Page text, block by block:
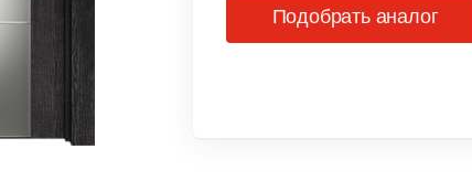
Подобрать аналог